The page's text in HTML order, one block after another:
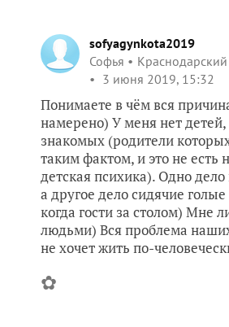
sofyagynkota2019
Софья
3 июня 2019, 15:32
Понимаете в чём вся
намерено) У меня нет
знакомых (родители
таким фактом, и это не есть
детская психика). Одно
а другое дело сидячие
когда гости за столом) Мне
людьми) Вся проблема
не хочет жить по-
✿